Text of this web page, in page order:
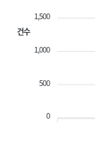
1,500
1,000
500
0
건수